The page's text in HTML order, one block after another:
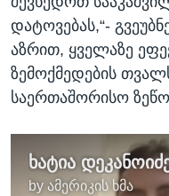
დატოვებას,“-
აზრით, ყველაზე
ზემოქმედების
საერთაშორისო
by ამერიკის ხმა